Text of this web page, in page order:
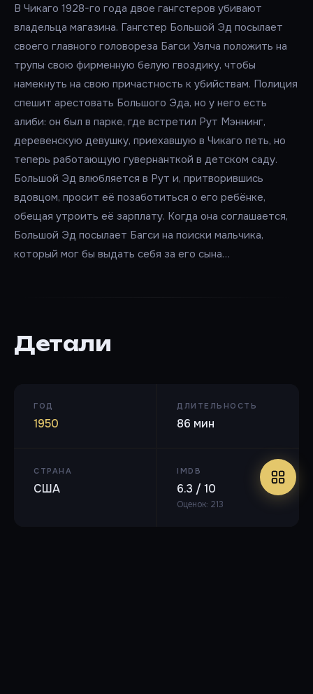
В Чикаго 1928-го года двое гангстеров убивают
владельца магазина. Гангстер Большой Эд посылает
своего главного головореза Багси Уэлча положить на
трупы свою фирменную белую гвоздику, чтобы
намекнуть на свою причастность к убийствам. Полиция
спешит арестовать Большого Эда, но у него есть
алиби: он был в парке, где встретил Рут Мэннинг,
деревенскую девушку, приехавшую в Чикаго петь, но
теперь работающую гувернанткой в детском саду.
Большой Эд влюбляется в Рут и, притворившись
вдовцом, просит её позаботиться о его ребёнке,
обещая утроить её зарплату. Когда она соглашается,
Большой Эд посылает Багси на поиски мальчика,
который мог бы выдать себя за его сына…
Детали
ГОД
1950
ДЛИТЕЛЬНОСТЬ
86 мин
СТРАНА
США
IMDB
6.3 / 10
Оценок: 213